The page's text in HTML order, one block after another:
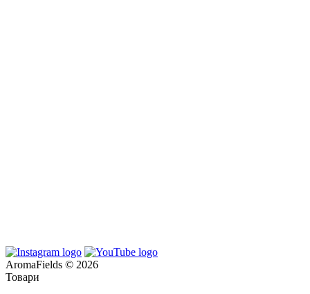
AromaFields © 2026
Товари